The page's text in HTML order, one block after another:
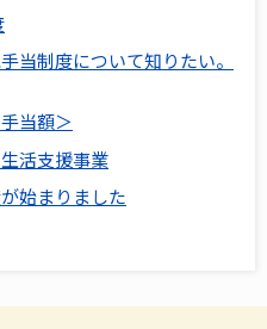
当制度について知りたい。
当額＞
活支援事業
始まりました